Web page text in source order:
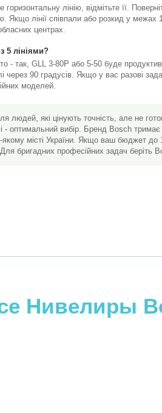
лінію, відмітьте її.
Якщо лінії співпали або розкид у
центрах.
5 лініями?
- так, GLL 3-80P або 5-50 буде
через 90 градусів. Якщо у вас разові
моделей.
людей, які цінують точність, але не
оптимальний вибір. Бренд Bosch тримає
якому місті України. Якщо ваш бюджет
бригадних професійних задач
Нивелиры